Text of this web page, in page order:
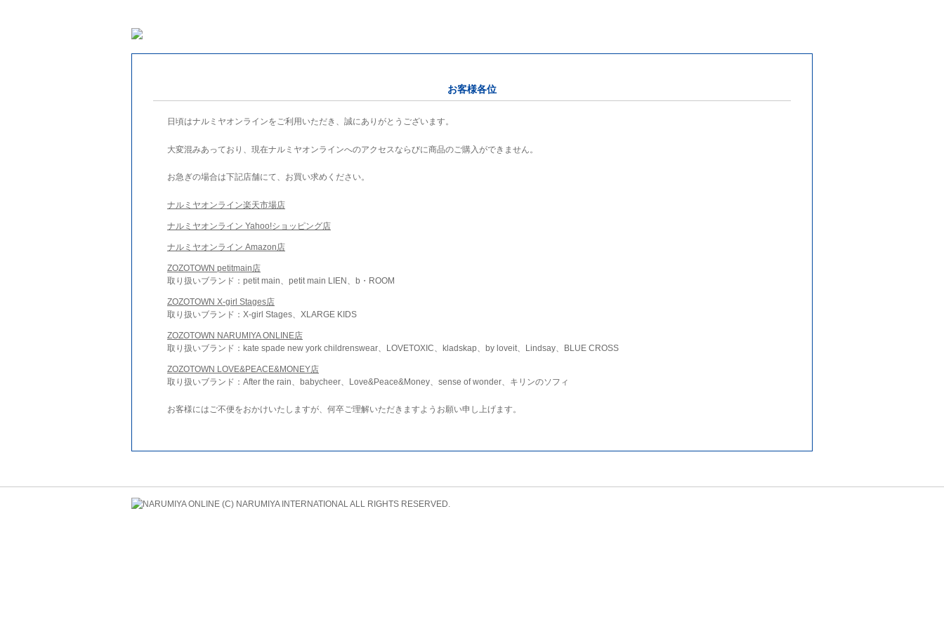
お客様各位
日頃はナルミヤオンラインをご利用いただき、誠にありがとうございます。
大変混みあっており、現在ナルミヤオンラインへのアクセスならびに商品のご購入ができません。
お急ぎの場合は下記店舗にて、お買い求めください。
ナルミヤオンライン楽天市場店
ナルミヤオンライン Yahoo!ショッピング店
ナルミヤオンライン Amazon店
ZOZOTOWN petitmain店
取り扱いブランド：petit main、petit main LIEN、b・ROOM
ZOZOTOWN X-girl Stages店
取り扱いブランド：X-girl Stages、XLARGE KIDS
ZOZOTOWN NARUMIYA ONLINE店
取り扱いブランド：kate spade new york childrenswear、LOVETOXIC、kladskap、by loveit、Lindsay、BLUE CROSS
ZOZOTOWN LOVE&PEACE&MONEY店
取り扱いブランド：After the rain、babycheer、Love&Peace&Money、sense of wonder、キリンのソフィ
お客様にはご不便をおかけいたしますが、何卒ご理解いただきますようお願い申し上げます。